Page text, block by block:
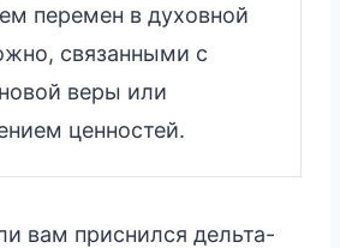
перемен в духовной
связанными с
веры или
ценностей.
вам приснился дельта-